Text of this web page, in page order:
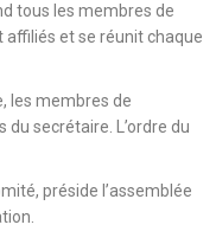
tous les membres de
affiliés et se réunit chaque
les membres de
du secrétaire. L’ordre du
préside l’assemblée